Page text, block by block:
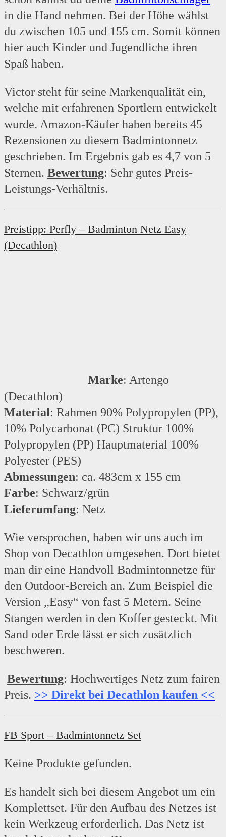
in die Hand nehmen. Bei der Höhe wählst
du zwischen 105 und 155 cm. Somit können
hier auch Kinder und Jugendliche ihren
Spaß haben.
Victor steht für seine Markenqualität ein,
welche mit erfahrenen Sportlern entwickelt
wurde. Amazon-Käufer haben bereits 45
Rezensionen zu diesem Badmintonnetz
geschrieben. Im Ergebnis gab es 4,7 von 5
Sternen. Bewertung: Sehr gutes Preis-
Leistungs-Verhältnis.
Preistipp: Perfly – Badminton Netz Easy
(Decathlon)
Marke: Artengo
(Decathlon)
Material: Rahmen 90% Polypropylen (PP),
10% Polycarbonat (PC) Struktur 100%
Polypropylen (PP) Hauptmaterial 100%
Polyester (PES)
Abmessungen: ca. 483cm x 155 cm
Farbe: Schwarz/grün
Lieferumfang: Netz
Wie versprochen, haben wir uns auch im
Shop von Decathlon umgesehen. Dort bietet
man dir eine Handvoll Badmintonnetze für
den Outdoor-Bereich an. Zum Beispiel die
Version „Easy“ von fast 5 Metern. Seine
Stangen werden in den Koffer gesteckt. Mit
Sand oder Erde lässt er sich zusätzlich
beschweren.
Bewertung: Hochwertiges Netz zum fairen
Preis. >> Direkt bei Decathlon kaufen <<
FB Sport – Badmintonnetz Set
Keine Produkte gefunden.
Es handelt sich bei diesem Angebot um ein
Komplettset. Für den Aufbau des Netzes ist
kein Werkzeug erforderlich. Das Netz ist